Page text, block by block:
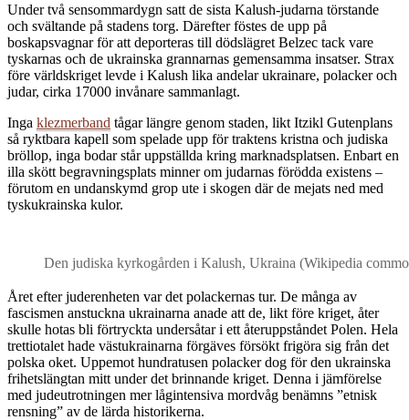
Under två sensommardygn satt de sista Kalush-judarna törstande
och svältande på stadens torg. Därefter föstes de upp på
boskapsvagnar för att deporteras till dödslägret Belzec tack vare
tyskarnas och de ukrainska grannarnas gemensamma insatser. Strax
före världskriget levde i Kalush lika andelar ukrainare, polacker och
judar, cirka 17000 invånare sammanlagt.
Inga klezmerband tågar längre genom staden, likt Itzikl Gutenplans
så ryktbara kapell som spelade upp för traktens kristna och judiska
bröllop, inga bodar står uppställda kring marknadsplatsen. Enbart en
illa skött begravningsplats minner om judarnas förödda existens –
förutom en undanskymd grop ute i skogen där de mejats ned med
tyskukrainska kulor.
Den judiska kyrkogården i Kalush, Ukraina (Wikipedia
Året efter juderenheten var det polackernas tur. De många av
fascismen anstuckna ukrainarna anade att de, likt före kriget, åter
skulle hotas bli förtryckta undersåtar i ett återuppståndet Polen. Hela
trettiotalet hade västukrainarna förgäves försökt frigöra sig från det
polska oket. Uppemot hundratusen polacker dog för den ukrainska
frihetslängtan mitt under det brinnande kriget. Denna i jämförelse
med judeutrotningen mer lågintensiva mordvåg benämns ”etnisk
rensning” av de lärda historikerna.